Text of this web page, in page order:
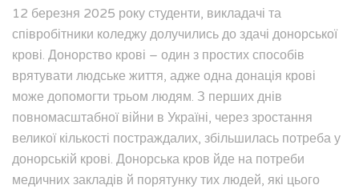
12 березня 2025 року студенти, викладачі та
співробітники коледжу долучились до здачі донорської
крові. Донорство крові – один з простих способів
врятувати людське життя, адже одна донація крові
може допомогти трьом людям. З перших днів
повномасштабної війни в Україні, через зростання
великої кількості постраждалих, збільшилась потреба у
донорській крові. Донорська кров йде на потреби
медичних закладів й порятунку тих людей, які цього